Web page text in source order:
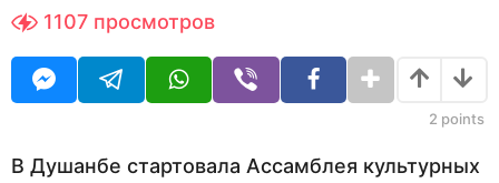
а
д
Y
O
R
е
я
1107 просмотров
2 points
В Душанбе стартовала Ассамблея культурных